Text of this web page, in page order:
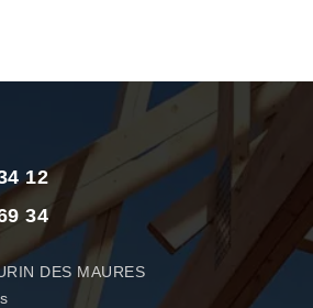
12
34
DES MAURES